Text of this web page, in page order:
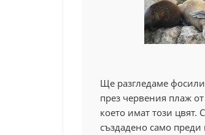
Ще разгледаме
през червения плаж
което имат този цвят.
създадено само